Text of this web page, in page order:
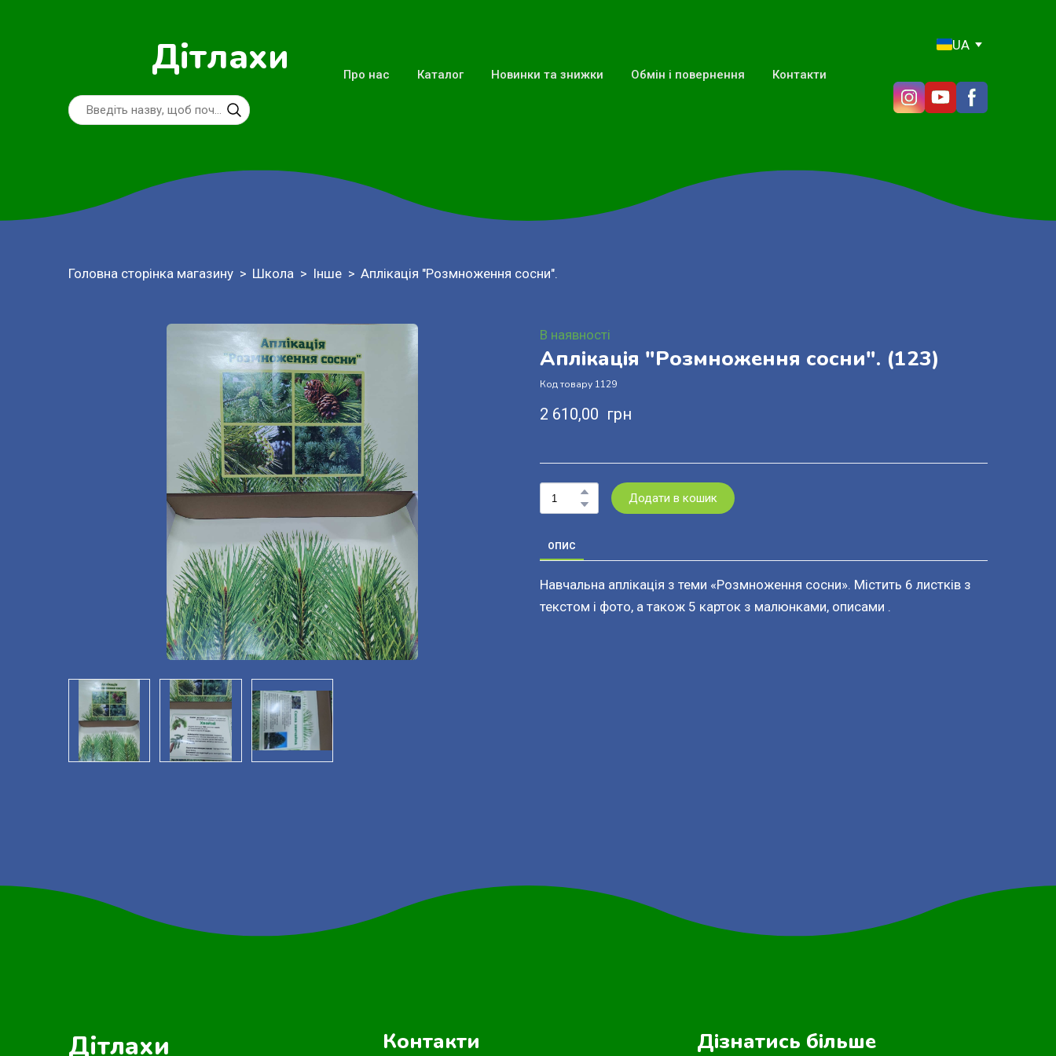
Дітлахи Про нас Каталог Новинки та знижки Обмін і повернення Контакти
UA
Головна сторінка магазину Школа Інше Аплікація "Розмноження сосни".
В наявності
Аплікація "Розмноження сосни". (123)
Код товару 1129
2 610,00  грн
Додати в кошик
ОПИС
Навчальна аплікація з теми «Розмноження сосни». Містить 6 листків з
текстом і фото, а також 5 карток з малюнками, описами .
Дітлахи Контакти Дізнатись більше